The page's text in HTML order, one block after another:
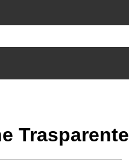
Trasparente